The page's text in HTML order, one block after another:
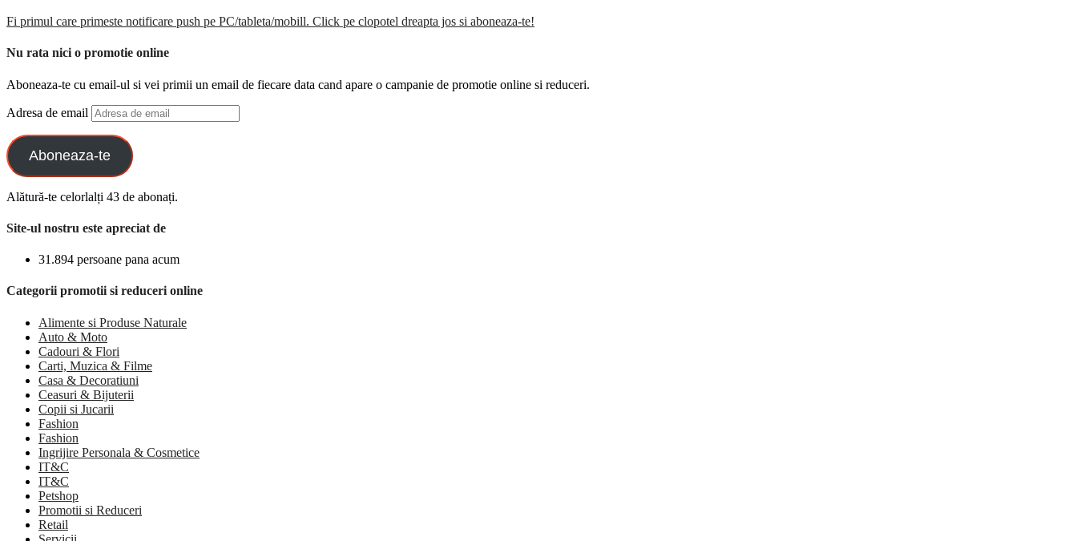
Fi primul care primeste notificare push pe PC/tableta/mobill. Click pe clopotel dreapta jos si aboneaza-te!
Nu rata nici o promotie online
Aboneaza-te cu email-ul si vei primii un email de fiecare data cand apare o campanie de promotie online si reduceri.
Adresa de email
Aboneaza-te
Alătură-te celorlalți 43 de abonați.
Site-ul nostru este apreciat de
31.894 persoane pana acum
Categorii promotii si reduceri online
Alimente si Produse Naturale
Auto & Moto
Cadouri & Flori
Carti, Muzica & Filme
Casa & Decoratiuni
Ceasuri & Bijuterii
Copii si Jucarii
Fashion
Fashion
Ingrijire Personala & Cosmetice
IT&C
IT&C
Petshop
Promotii si Reduceri
Retail